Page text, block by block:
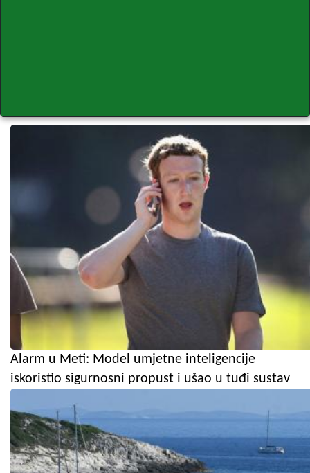
Alarm u Meti: Model umjetne inteligencije
iskoristio sigurnosni propust i ušao u tuđi sustav